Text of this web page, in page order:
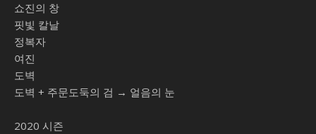
쇼진의 창
핏빛 칼날
정복자
여진
도벽
도벽 + 주문도둑의 검 → 얼음의 눈
2020 시즌